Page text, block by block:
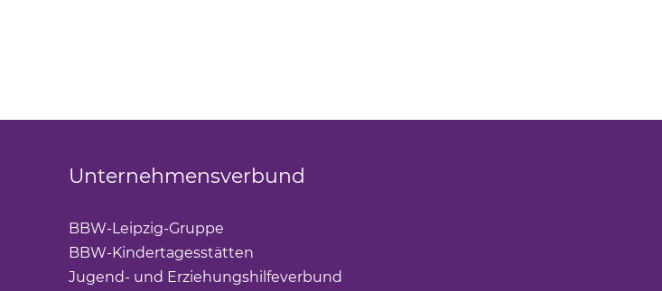
Unternehmensverbund
BBW-Leipzig-Gruppe
BBW-Kindertagesstätten
Jugend- und Erziehungshilfeverbund